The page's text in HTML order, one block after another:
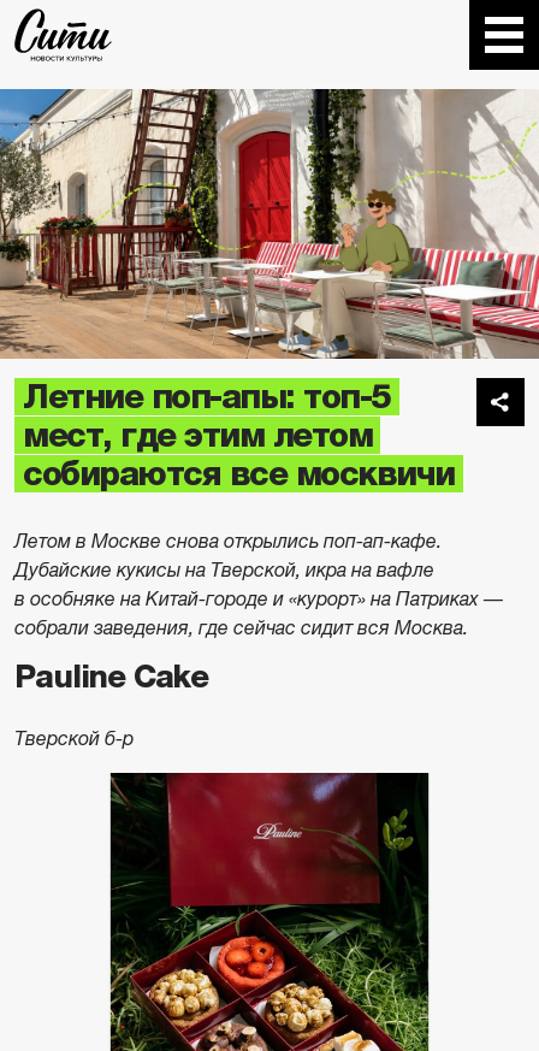
Летние поп-апы: топ-5
мест, где этим летом
собираются все москвичи
Летом в Москве снова открылись поп-ап-кафе.
Дубайские кукисы на Тверской, икра на вафле
в особняке на Китай-городе и «курорт» на Патриках —
собрали заведения, где сейчас сидит вся Москва.
Pauline Cake
Тверской б-р